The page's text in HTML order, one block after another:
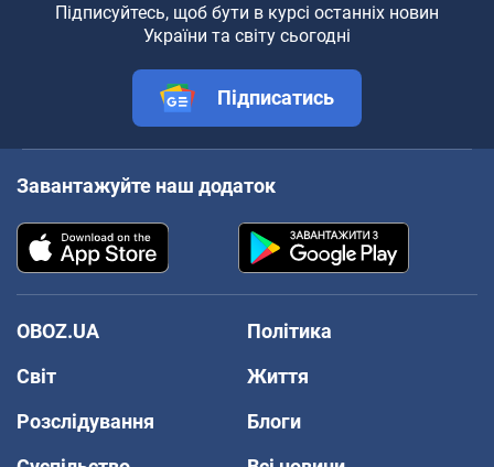
Підписуйтесь, щоб бути в курсі останніх новин
України та світу сьогодні
Підписатись
Завантажуйте наш додаток
OBOZ.UA
Політика
Світ
Життя
Розслідування
Блоги